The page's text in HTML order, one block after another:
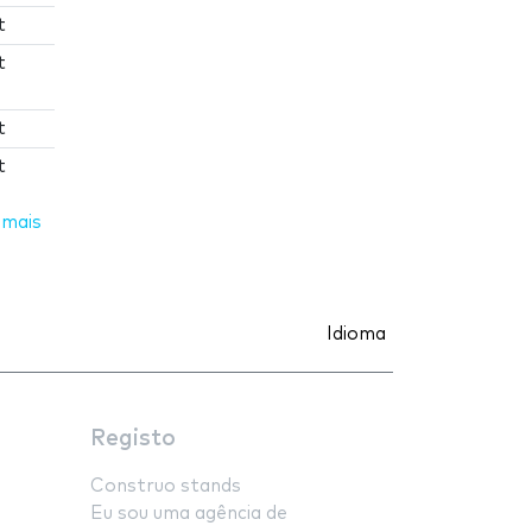
Idioma
Registo
Construo stands
Eu sou uma agência de